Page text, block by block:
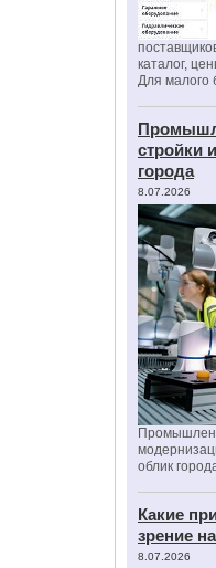
каталог,
Для малого
стройки
города
8.07.2026
облик
Какие
зрение
8.07.2026